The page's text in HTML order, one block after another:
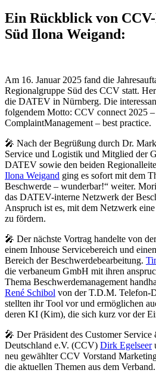
Ein Rückblick von
Süd Ilona Weigand:
Am 16. Januar 2025 fand die
Regionalgruppe Süd des CCV statt.
die DATEV in Nürnberg. Die
folgendem Motto: CCV connect 2025
ComplaintManagement – best practice.
🎤 Nach der Begrüßung durch Dr.
Service und Logistik und Mitglied der
DATEV sowie den beiden
Ilona Weigand ging es sofort mit dem
Beschwerde – wunderbar!“ weiter.
das DATEV-interne Netzwerk der
Anspruch ist es, mit dem Netzwerk
zu fördern.
🎤 Der nächste Vortrag handelte von
einem Inhouse Servicebereich und
Bereich der Beschwerdebearbeitung.
die verbaneum GmbH mit ihren
Thema Beschwerdemanagement
René Schibol von der T.D.M. Telefon-
stellten ihr Tool vor und ermöglichen
deren KI (Kim), die sich kurz vor der
🎤 Der Präsident des Customer
Deutschland e.V. (CCV) Dirk Egelseer
neu gewählter CCV Vorstand
die aktuellen Themen aus dem Verband.